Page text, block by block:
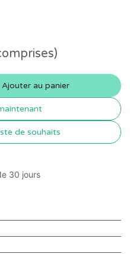
Ajouter au panier
de souhaits
30 jours